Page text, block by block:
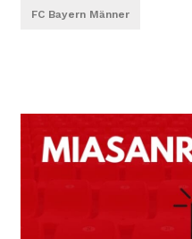
FC Bayern Männer